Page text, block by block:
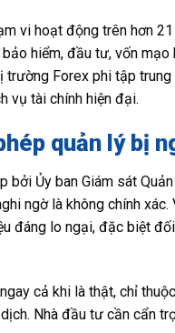
vi hoạt động trên hơn
hiểm, đầu tư, vốn
Forex phi tập
vụ tài chính hiện đại.
quản lý bị
bởi Ủy ban Giám sát
ngờ là không chính
đáng lo ngại, đặc biệt
cả khi là thật, chỉ
Nhà đầu tư cần cẩn